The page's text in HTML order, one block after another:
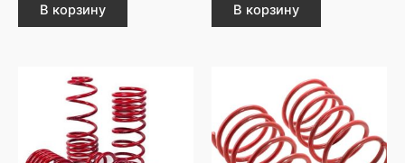
В корзину В корзину